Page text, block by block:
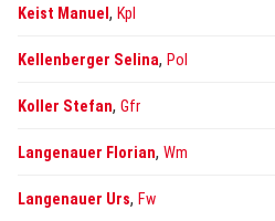
Keist Manuel , Kpl
Kellenberger Selina, Pol
Koller Stefan, Gfr
Langenauer Florian, Wm
Langenauer Urs, Fw